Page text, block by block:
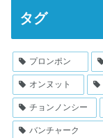
タグ
プロンポン
オンヌット
チョンノンシー
バンチャーク